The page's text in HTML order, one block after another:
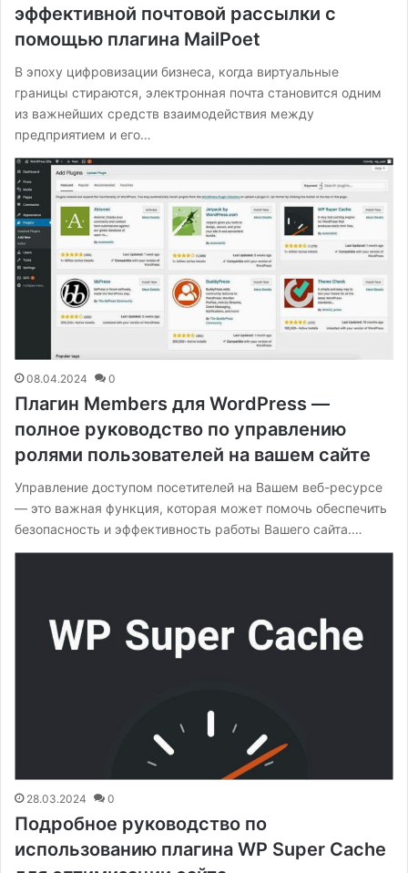
эффективной почтовой рассылки с
помощью плагина MailPoet
В эпоху цифровизации бизнеса, когда виртуальные
границы стираются, электронная почта становится одним
из важнейших средств взаимодействия между
предприятием и его…
08.04.2024 0
Плагин Members для WordPress —
полное руководство по управлению
ролями пользователей на вашем сайте
Управление доступом посетителей на Вашем веб-ресурсе
— это важная функция, которая может помочь обеспечить
безопасность и эффективность работы Вашего сайта.…
28.03.2024 0
Подробное руководство по
использованию плагина WP Super Cache